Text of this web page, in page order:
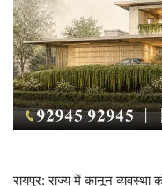
रायपुर: राज्य में कानून